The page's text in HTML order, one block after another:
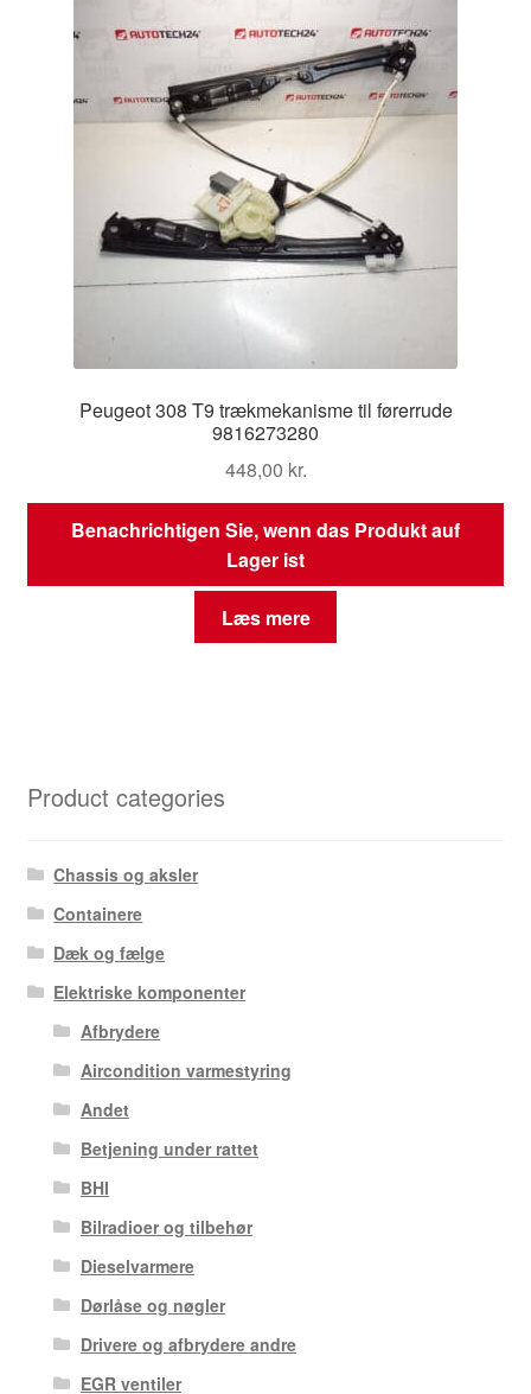
Peugeot 308 T9 trækmekanisme til førerrude
9816273280
448,00 kr.
Benachrichtigen Sie, wenn das Produkt auf
Lager ist
Læs mere
Product categories
Chassis og aksler
Containere
Dæk og fælge
Elektriske komponenter
Afbrydere
Aircondition varmestyring
Andet
Betjening under rattet
BHI
Bilradioer og tilbehør
Dieselvarmere
Dørlåse og nøgler
Drivere og afbrydere andre
EGR ventiler